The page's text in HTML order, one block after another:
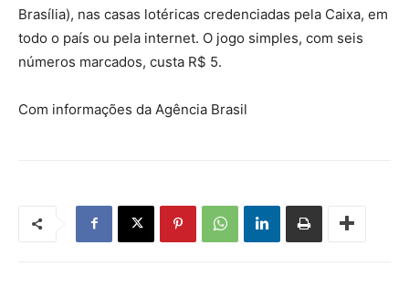
Brasília), nas casas lotéricas credenciadas pela Caixa, em
todo o país ou pela internet. O jogo simples, com seis
números marcados, custa R$ 5.
Com informações da Agência Brasil